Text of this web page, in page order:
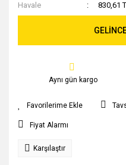
Havale
830,61
Aynı gün kargo
Fiyat Alarmı
Karşılaştır